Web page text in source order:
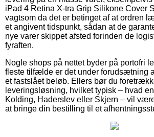
iPad 4 Retina X-tra Grip Silikone Cover
vagtsom da det er betinget af at ordren
et angivent tidspunkt, sådan at de
nye varer skippet afsted forinden de
fyraften.
Nogle shops på nettet byder på portofri
fleste tilfælde er det under forudsætning
et fastslået beløb. Ellers bør du
leveringsløsning, hvilket typisk – hvad
Kolding, Haderslev eller Skjern – vil
at bringe din bestilling til et